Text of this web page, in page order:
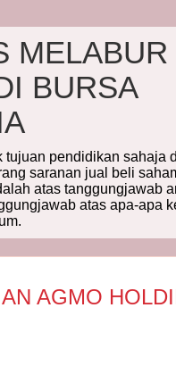
MELABUR
BURSA
tujuan pendidikan sahaja
saranan jual beli
atas tanggungjawab
atas apa-apa
AGMO